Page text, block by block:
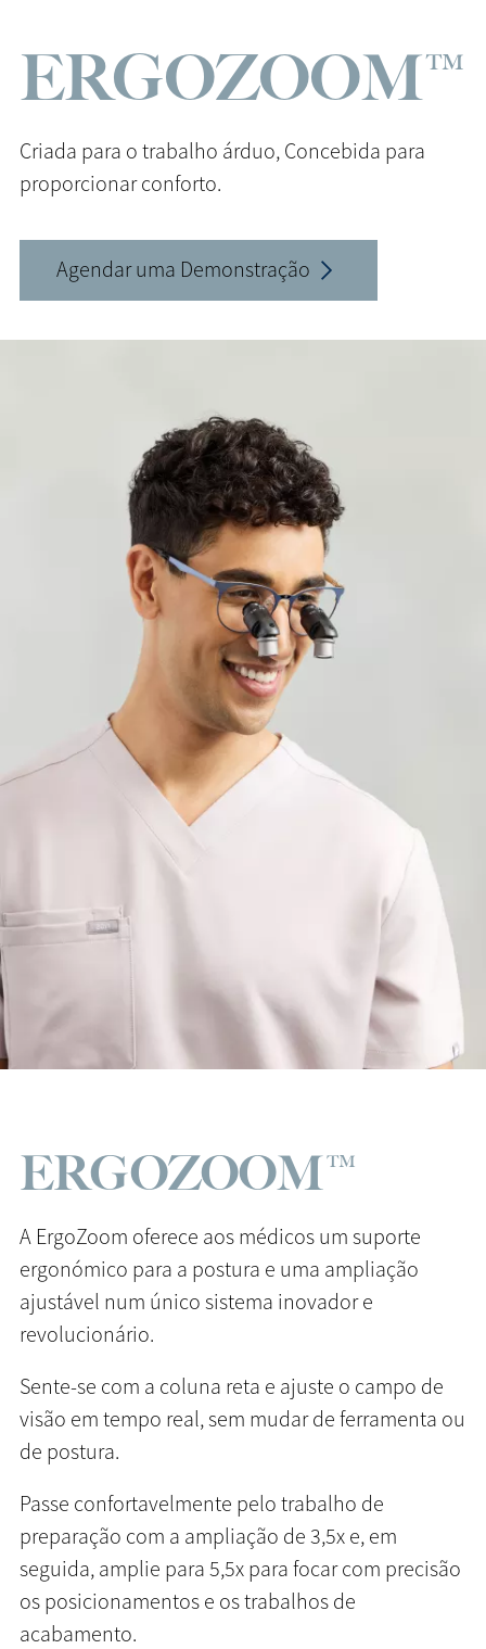
ERGOZOOM™
Criada para o trabalho árduo, Concebida para
proporcionar conforto.
Agendar uma Demonstração
ERGOZOOM™
A ErgoZoom oferece aos médicos um suporte
ergonómico para a postura e uma ampliação
ajustável num único sistema inovador e
revolucionário.
Sente-se com a coluna reta e ajuste o campo de
visão em tempo real, sem mudar de ferramenta ou
de postura.
Passe confortavelmente pelo trabalho de
preparação com a ampliação de 3,5x e, em
seguida, amplie para 5,5x para focar com precisão
os posicionamentos e os trabalhos de
acabamento.